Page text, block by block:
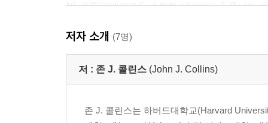
10. 필론(그레고리 E. 스털링, 데이비드 T. 루니아,
12. 고고학, 파피루스, 비문(위르겐 K. 창엔베르크)
13. 그리스인과 로마인 가운데 있었던 유대인(미리
14. 초기 유대교와 초기 기독교(대니얼 C. 할로우)
기고자들
저자 소개 (7명)
저 : 존 J. 콜린스 (John J. Collins)
존 J. 콜린스는 하버드대학교(Harvard